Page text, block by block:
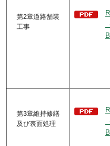
第2章道路舗装
工事
第3章維持修繕
及び表面処理